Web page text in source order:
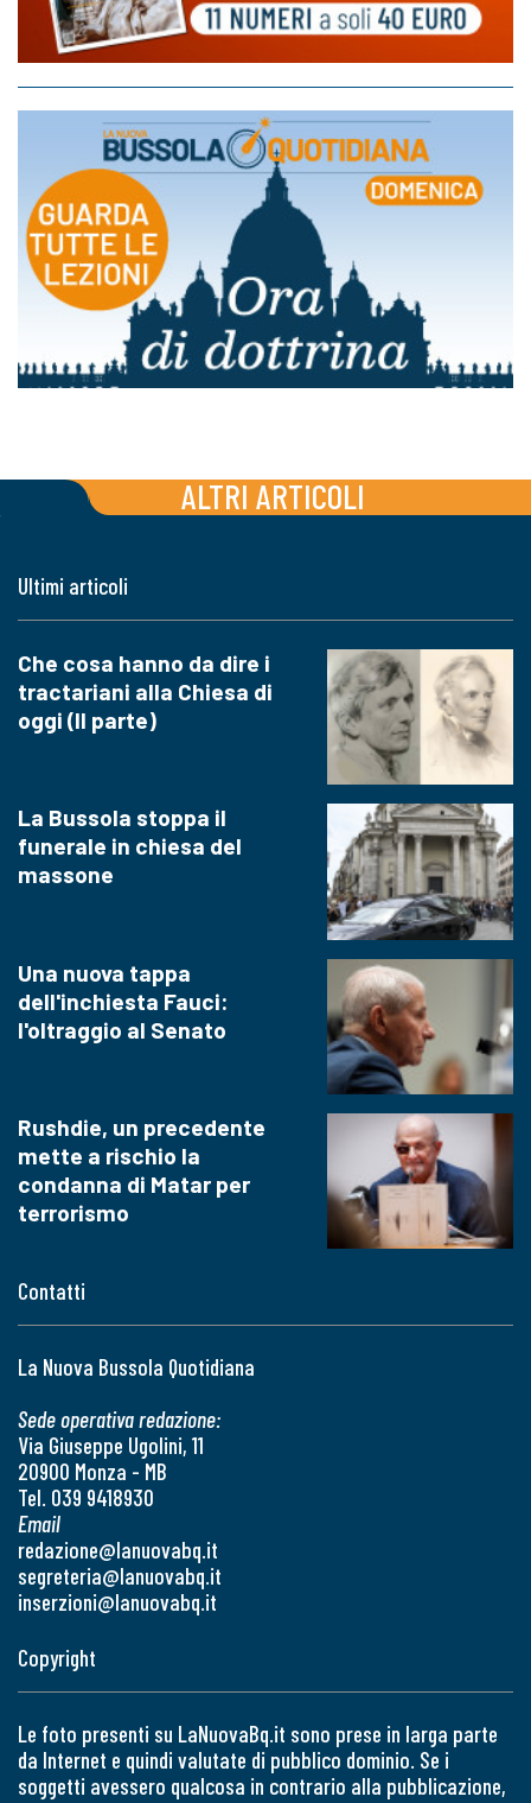
ALTRI ARTICOLI
Contatti
La Nuova Bussola Quotidiana
Sede operativa redazione:
Via Giuseppe Ugolini, 11
20900 Monza - MB
Tel. 039 9418930
Email
redazione@lanuovabq.it
segreteria@lanuovabq.it
inserzioni@lanuovabq.it
Ultimi articoli
Che cosa hanno da dire i
tractariani alla Chiesa di
oggi (II parte)
La Bussola stoppa il
funerale in chiesa del
massone
Una nuova tappa
dell'inchiesta Fauci:
l'oltraggio al Senato
Rushdie, un precedente
mette a rischio la
condanna di Matar per
terrorismo
Copyright
Le foto presenti su LaNuovaBq.it sono prese in larga parte
da Internet e quindi valutate di pubblico dominio. Se i
soggetti avessero qualcosa in contrario alla pubblicazione,